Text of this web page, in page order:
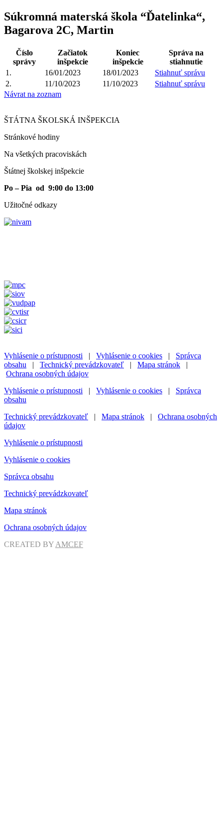
Súkromná materská škola “Ďatelinka“,
Bagarova 2C, Martin
Číslo
správy
Začiatok
inšpekcie
Koniec
inšpekcie
Správa na
stiahnutie
1.
16/01/2023 18/01/2023
Stiahnuť správu
2.
11/10/2023 11/10/2023
Stiahnuť správu
Návrat na zoznam
ŠTÁTNA ŠKOLSKÁ INŠPEKCIA
Stránkové hodiny​
Na všetkých pracoviskách
Štátnej školskej inšpekcie
Po – Pia od 9:00 do 13:00
Užitočné odkazy
Vyhlásenie o prístupnosti | Vyhlásenie o cookies | Správca
obsahu | Technický prevádzkovateľ | Mapa stránok |
Ochrana osobných údajov
Vyhlásenie o prístupnosti | Vyhlásenie o cookies | Správca
obsahu
Technický prevádzkovateľ | Mapa stránok | Ochrana osobných
údajov
Vyhlásenie o prístupnosti
Vyhlásenie o cookies
Správca obsahu
Technický prevádzkovateľ
Mapa stránok
Ochrana osobných údajov
CREATED BY AMCEF